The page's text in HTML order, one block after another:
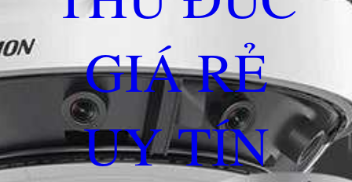
GIÁ RẺ
UY TÍN